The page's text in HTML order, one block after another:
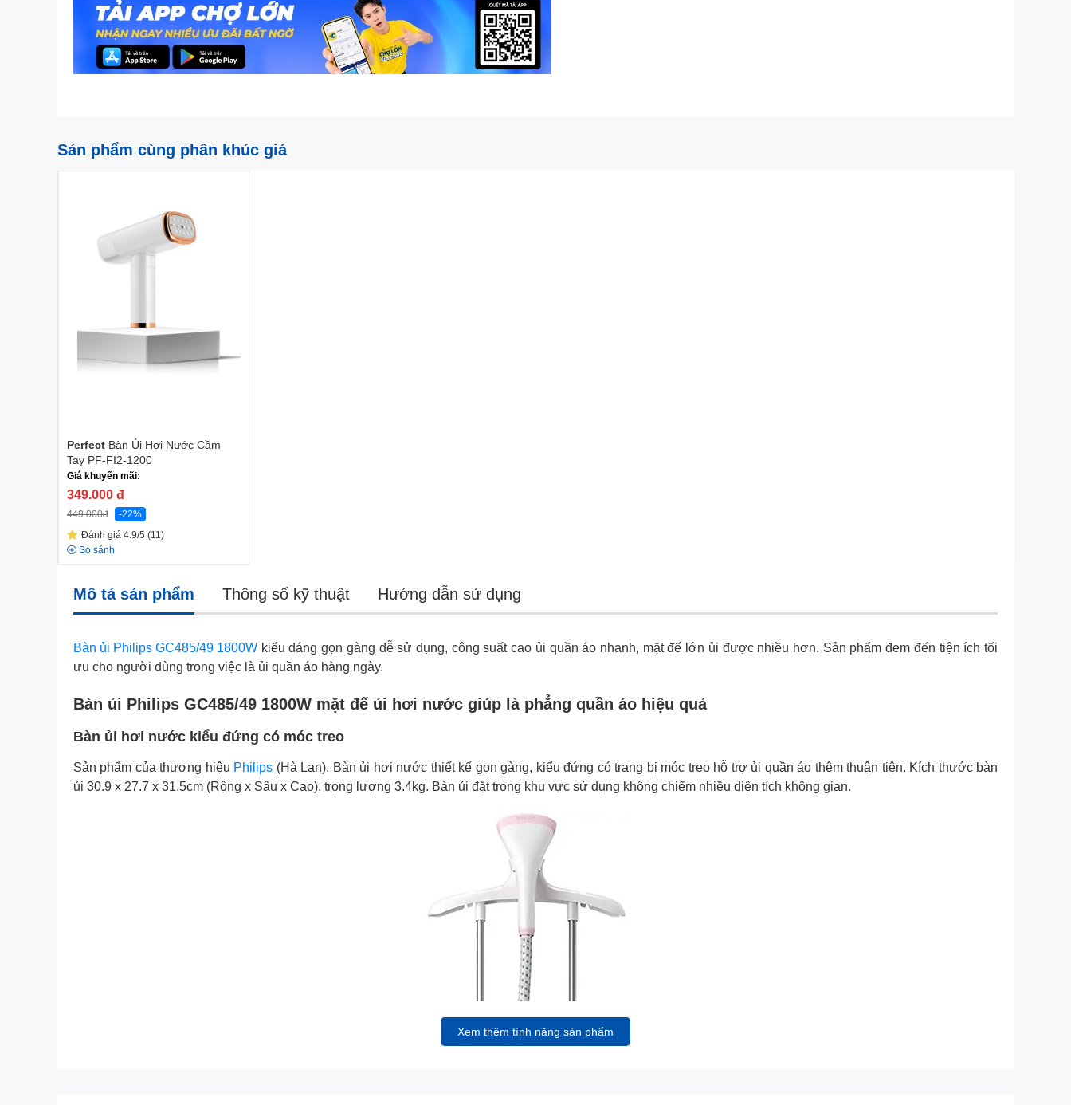
Sản phẩm cùng phân khúc giá
Perfect Bàn Ủi Hơi Nước Cầm
Tay PF-FI2-1200
Giá khuyến mãi:
349.000 đ
449.000đ
-22%
Đánh giá 4.9/5 (11)
So sánh
Mô tả sản phẩm Thông số kỹ thuật Hướng dẫn sử dụng
Bàn ủi Philips GC485/49 1800W kiểu dáng gọn gàng dễ sử dụng, công suất cao ủi quần áo nhanh, mặt đế lớn ủi được nhiều hơn. Sản phẩm đem đến tiện ích tối
ưu cho người dùng trong việc là ủi quần áo hàng ngày.
Bàn ủi Philips GC485/49 1800W mặt đế ủi hơi nước giúp là phẳng quần áo hiệu quả
Bàn ủi hơi nước kiểu đứng có móc treo
Sản phẩm của thương hiệu Philips (Hà Lan). Bàn ủi hơi nước thiết kế gọn gàng, kiểu đứng có trang bị móc treo hỗ trợ ủi quần áo thêm thuận tiện. Kích thước bàn
ủi 30.9 x 27.7 x 31.5cm (Rộng x Sâu x Cao), trọng lượng 3.4kg. Bàn ủi đặt trong khu vực sử dụng không chiếm nhiều diện tích không gian.
Xem thêm tính năng sản phẩm